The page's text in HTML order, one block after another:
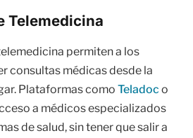
Telemedicina
permiten a los
consultas médicas desde la
Plataformas como Teladoc o
a médicos especializados
de salud, sin tener que salir a